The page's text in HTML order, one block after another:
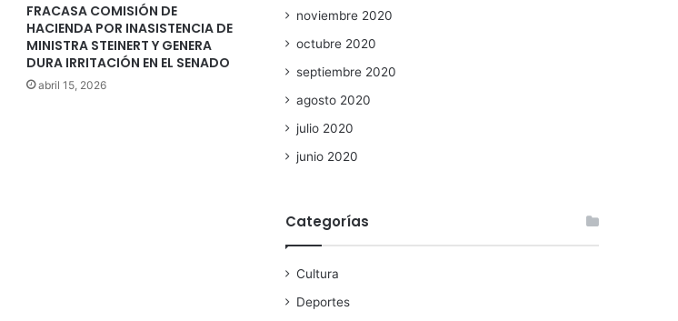
FRACASA COMISIÓN DE
HACIENDA POR INASISTENCIA DE
MINISTRA STEINERT Y GENERA
DURA IRRITACIÓN EN EL SENADO
abril 15, 2026
noviembre 2020
octubre 2020
septiembre 2020
agosto 2020
julio 2020
junio 2020
Categorías
Cultura
Deportes